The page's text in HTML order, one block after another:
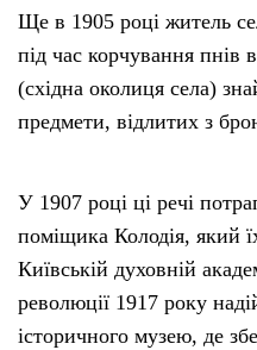
Ще в 1905 році житель
під час корчування пнів
(східна околиця села)
предмети, відлитих з
У 1907 році ці речі
поміщика Колодія, який
Київській духовній
революції 1917 року
історичного музею, де